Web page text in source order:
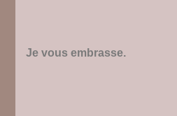
Je vous embrasse.